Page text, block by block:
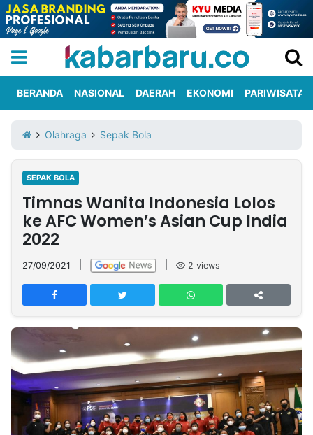
Iklan
Berita
Kami
Nasional
International
Olahraga
Entertainment
Daerah
Pariwisata
Kuliner
Kolom
Network
PT
TREETAN
INDONESIA
Partner
Insight
NTB
Suara
Time
Lens
IDN
Daily
Jogja
Jalan
Rakyat
Idealita
News
Kita
Notice
Radar
Baru
Seedbacklink
BERANDA NASIONAL DAERAH EKONOMI PARIWISATA
Olahraga Sepak Bola
SEPAK BOLA
Timnas Wanita Indonesia Lolos
ke AFC Women’s Asian Cup India
2022
27/09/2021 2 views